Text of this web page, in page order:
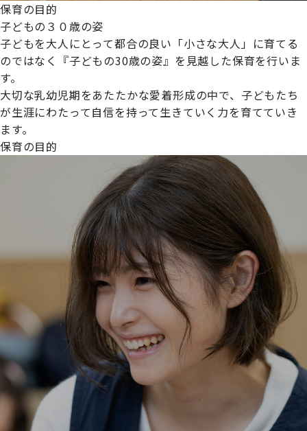
プライムスターほいくえんグループは女性が安心して働き
続けられる環境づくりに取り組んでおり、厚生労働省の
【えるぼし認定(☆☆)】
保育の目的
子どもの３０歳の姿
子どもを大人にとって都合の良い「小さな大人」に育てる
のではなく『子どもの30歳の姿』を見越した保育を行いま
す。
大切な乳幼児期をあたたかな愛着形成の中で、子どもたち
が生涯にわたって自信を持って生きていく力を育てていき
ます。
保育の目的